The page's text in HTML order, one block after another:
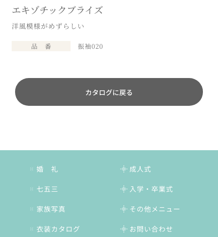
エキゾチックブライズ
洋風模様がめずらしい
品 番 振袖020
カタログに戻る
婚 礼
七五三
家族写真
衣装カタログ
成人式
入学・卒業式
その他メニュー
お問い合わせ